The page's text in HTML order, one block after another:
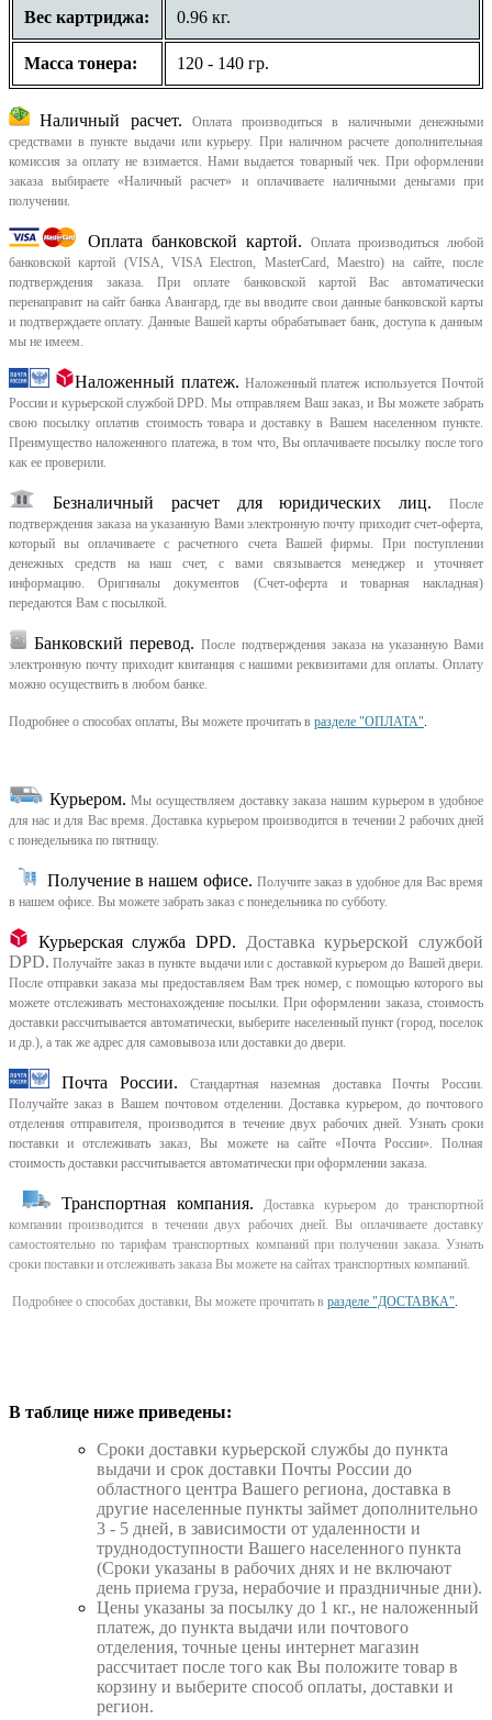
Вес картриджа: 0.96 кг.
Масса тонера: 120 - 140 гр.
Наличный расчет.
Оплата производиться в наличными денежными
средствами в пункте выдачи или курьеру. При наличном расчете дополнительная
комиссия за оплату не взимается. Нами выдается товарный чек. При оформлении
заказа выбираете «Наличный расчет» и оплачиваете наличными деньгами при
получении.
Оплата банковской картой.
Оплата производиться любой
банковской картой (VISA, VISA Electron, MasterCard, Maestro) на сайте, после
подтверждения заказа. При оплате банковской картой Вас автоматически
перенаправит на сайт банка Авангард, где вы вводите свои данные банковской карты
и подтверждаете оплату. Данные Вашей карты обрабатывает банк, доступа к данным
мы не имеем.
Наложенный платеж. Наложенный платеж используется Почтой
России и курьерской службой DPD. Мы отправляем Ваш заказ, и Вы можете забрать
свою посылку оплатив стоимость товара и доставку в Вашем населенном пункте.
Преимущество наложенного платежа, в том что, Вы оплачиваете посылку после того
как ее проверили.
Безналичный расчет для юридических лиц.
После
подтверждения заказа на указанную Вами электронную почту приходит счет-оферта,
который вы оплачиваете с расчетного счета Вашей фирмы. При поступлении
денежных средств на наш счет, с вами связывается менеджер и уточняет
информацию. Оригиналы документов (Счет-оферта и товарная накладная)
передаются Вам с посылкой.
Банковский перевод. После подтверждения заказа на указанную Вами
электронную почту приходит квитанция с нашими реквизитами для оплаты. Оплату
можно осуществить в любом банке.
Подробнее о способах оплаты, Вы можете прочитать в разделе "ОПЛАТА".
Курьером. Мы осуществляем доставку заказа нашим курьером в удобное
для нас и для Вас время.Доставка курьером производится в течении 2 рабочих дней
с понедельника по пятницу.
Получение в нашем офисе. Получите заказ в удобное для Вас время
в нашем офисе. Вы можете забрать заказ с понедельника по субботу.
Курьерская служба DPD.
Доставка курьерской службой
DPD. Получайте заказ в пункте выдачи или с доставкой курьером до Вашей двери.
После отправки заказа мы предоставляем Вам трек номер, с помощью которого вы
можете отслеживать местонахождение посылки. При оформлении заказа, стоимость
доставки рассчитывается автоматически, выберите населенный пункт (город, поселок
и др.), а так же адрес для самовывоза или доставки до двери.
Почта России.
Стандартная наземная доставка Почты России.
Получайте заказ в Вашем почтовом отделении. Доставка курьером, до почтового
отделения отправителя, производится в течение двух рабочих дней. Узнать сроки
поставки и отслеживать заказ, Вы можете на сайте «Почта России». Полная
стоимость доставки рассчитывается автоматически при оформлении заказа.
Транспортная компания.
Доставка курьером до транспортной
компании производится в течении двух рабочих дней. Вы оплачиваете доставку
самостоятельно по тарифам транспортных компаний при получении заказа. Узнать
сроки поставки и отслеживать заказа Вы можете на сайтах транспортных компаний.
Подробнее о способах доставки, Вы можете прочитать в разделе "ДОСТАВКА".
В таблице ниже приведены:
Cроки доставки курьерской службы до пункта
выдачи и срок доставки Почты России до
областного центра Вашего региона, доставка в
другие населенные пункты займет дополнительно
3 - 5 дней, в зависимости от удаленности и
труднодоступности Вашего населенного пункта
(Сроки указаны в рабочих днях и не включают
день приема груза, нерабочие и праздничные дни).
Цены указаны за посылку до 1 кг., не наложенный
платеж, до пункта выдачи или почтового
отделения, точные цены интернет магазин
рассчитает после того как Вы положите товар в
корзину и выберите способ оплаты, доставки и
регион.